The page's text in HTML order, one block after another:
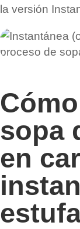
la versión
sopa
en